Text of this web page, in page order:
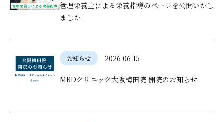
管理栄養士による栄養指導のページを公開いたし
ました
お知らせ 2026.06.15
MBDクリニック大阪梅田院 開院のお知らせ